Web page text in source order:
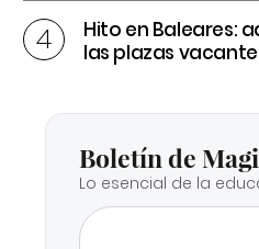
Hito en Baleares:
las plazas
Boletín de
Lo esencial de la